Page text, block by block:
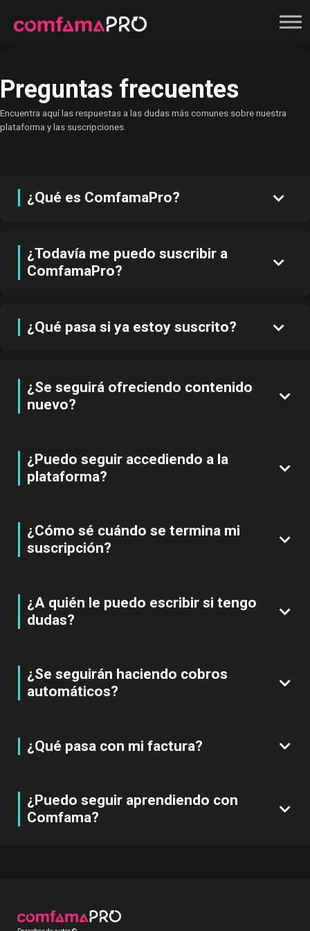
Preguntas frecuentes
Encuentra aquí las respuestas a las dudas más comunes sobre nuestra
plataforma y las suscripciones.
¿Qué es ComfamaPro?
¿Todavía me puedo suscribir a
ComfamaPro?
¿Qué pasa si ya estoy suscrito?
¿Se seguirá ofreciendo contenido
nuevo?
¿Puedo seguir accediendo a la
plataforma?
¿Cómo sé cuándo se termina mi
suscripción?
¿A quién le puedo escribir si tengo
dudas?
¿Se seguirán haciendo cobros
automáticos?
¿Qué pasa con mi factura?
¿Puedo seguir aprendiendo con
Comfama?